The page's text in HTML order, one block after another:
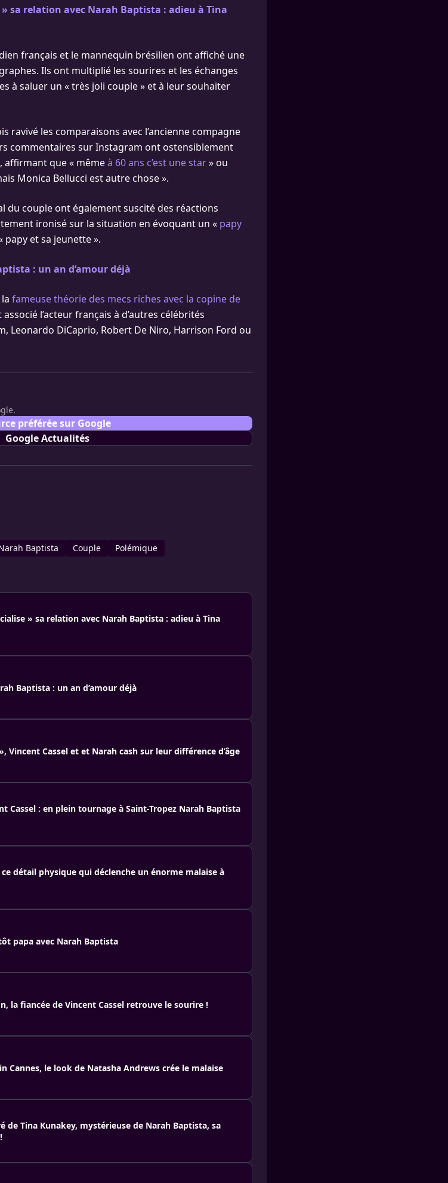
sa relation avec Narah Baptista : adieu à Tina
français et le mannequin brésilien ont affiché une
Ils ont multiplié les sourires et les échanges
à saluer un « très joli couple » et à leur souhaiter
ravivé les comparaisons avec l’ancienne compagne
commentaires sur Instagram ont ostensiblement
affirmant que « mêmeà 60 ans c’est une star» ou
Monica Bellucci est autre chose ».
du couple ont également suscité des réactions
ironisé sur la situation en évoquant un « papy
papy et sa jeunette ».
: un an d’amour déjà
fameuse théorie des mecs riches avec la copine de
l’acteur français à d’autres célébrités
Leonardo DiCaprio, Robert De Niro, Harrison Ford ou
préférée sur Google
Google Actualités
Baptista Couple Polémique
» sa relation avec Narah Baptista : adieu à Tina
Baptista : un an d’amour déjà
Vincent Cassel et et Narah cash sur leur différence d’âge
Cassel : en plein tournage à Saint-Tropez Narah Baptista
détail physique qui déclenche un énorme malaise à
papa avec Narah Baptista
la fiancée de Vincent Cassel retrouve le sourire !
Cannes, le look de Natasha Andrews crée le malaise
de Tina Kunakey, mystérieuse de Narah Baptista, sa